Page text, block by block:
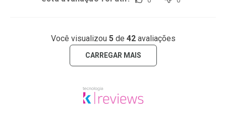
Você visualizou 5de 42avaliações
CARREGAR MAIS